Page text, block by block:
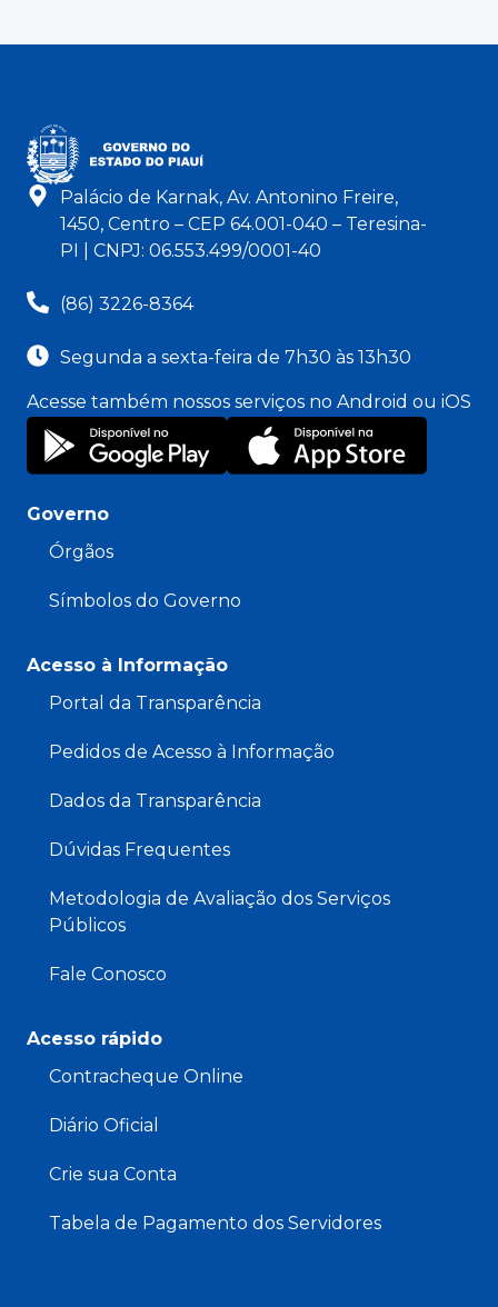
Palácio de Karnak, Av. Antonino Freire,
1450, Centro – CEP 64.001-040 – Teresina-
PI | CNPJ: 06.553.499/0001-40
(86) 3226-8364
Segunda a sexta-feira de 7h30 às 13h30
Acesse também nossos serviços no Android ou iOS
Governo
Órgãos
Símbolos do Governo
Acesso à Informação
Portal da Transparência
Pedidos de Acesso à Informação
Dados da Transparência
Dúvidas Frequentes
Metodologia de Avaliação dos Serviços
Públicos
Fale Conosco
Acesso rápido
Contracheque Online
Diário Oficial
Crie sua Conta
Tabela de Pagamento dos Servidores